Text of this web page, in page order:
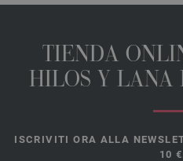
TIENDA
HILOS Y LANA
ISCRIVITI ORA ALLA
10